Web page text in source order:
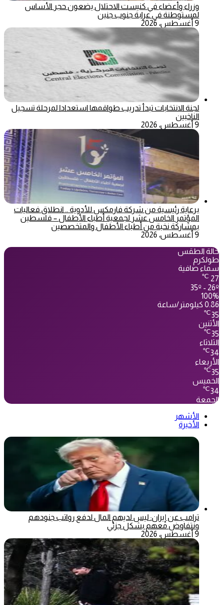
وزراء وأعضاء في كنيست الاحتلال يضعون حجر الأساس
لمستوطنة في عرابة جنوب جنين
9 أغسطس، 2026
لجنة الانتخابات تبدأ تدريب طواقمها استعدادا لمرحلة تسجيل
الناخبين
9 أغسطس، 2026
برعاية رئيسية من شركة فارمكس للأدوية .. انطلاق فعاليات
المؤتمر الخامس عشر لجمعية أطباء الأطفال – فلسطين
بمشاركة نخبة من أطباء الأطفال والمتخصصين
9 أغسطس، 2026
حالة الطقس
طولكرم
سماء صافية
27
℃
35º - 26º
100%
0.86 كيلومتر/ساعة
35
℃
الأثنين
35
℃
الثلاثاء
34
℃
الأربعاء
35
℃
الخميس
34
℃
الجمعة
الأشهر
الأخيرة
ترامب عن إيران: ليس لديهم المال لدفع رواتب جنودهم
ونتفاوض معهم بشكل جزئي
9 أغسطس، 2026